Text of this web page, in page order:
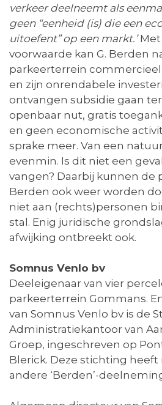
verkeer deelneemt als
geen “eenheid (is) die een
uitoefent” op een markt.’
voorwaarde kan G. Berden
parkeerterrein
en zijn onrendabele
ontvangen subsidie gaan
openbaar nut, gratis
en geen economische
sprake meer. Van een
evenmin. Is dit niet een
vangen? Daarbij kunnen de
Berden ook weer worden
niet aan (rechts)personen
stal. Enig juridische
afwijking ontbreekt ook.
Somnus Venlo bv
Deeleigenaar van vier
parkeerterrein Gommans.
van Somnus Venlo bv is de
Administratiekantoor van
Groep, ingeschreven op
Blerick. Deze stichting heeft
andere ‘Berden’-